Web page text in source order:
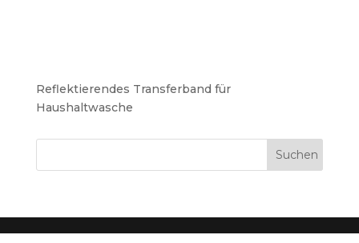
Reflektierendes Transferband für
Haushaltwasche